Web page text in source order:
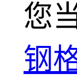
您
钢